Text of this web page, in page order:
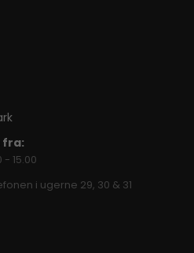
fra:
15.00
i ugerne 29, 30 & 31